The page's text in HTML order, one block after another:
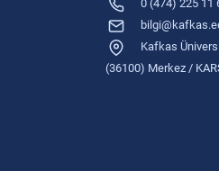
0 (474) 225 11
Kafkas
(36100) Merkez /